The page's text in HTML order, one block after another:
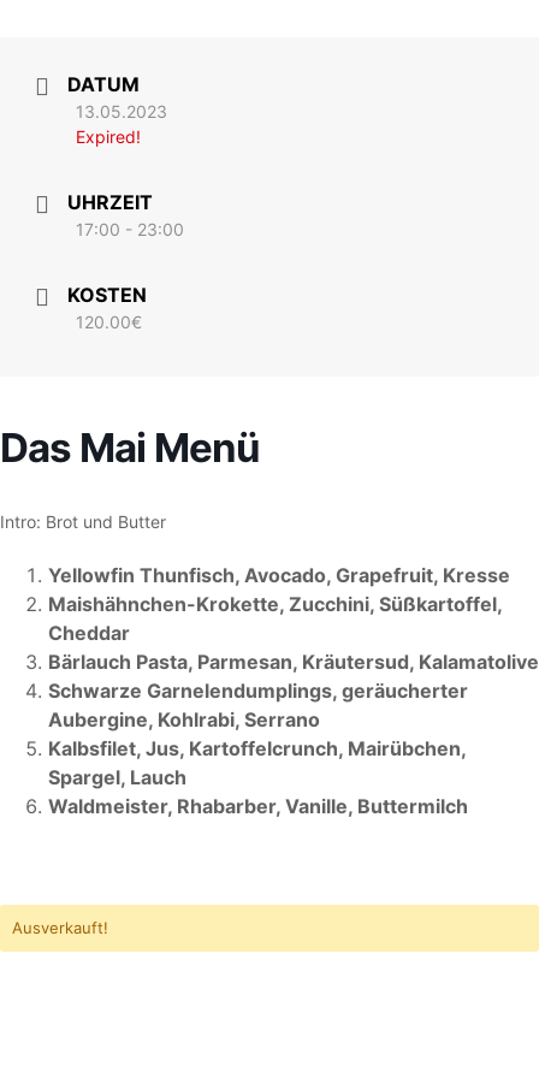
DATUM
13.05.2023
Expired!
UHRZEIT
17:00 - 23:00
KOSTEN
120.00€
Das Mai Menü
Intro: Brot und Butter
Yellowfin Thunfisch, Avocado, Grapefruit, Kresse
Maishähnchen-Krokette, Zucchini, Süßkartoffel,
Cheddar
Bärlauch Pasta, Parmesan, Kräutersud, Kalamatolive
Schwarze Garnelendumplings, geräucherter
Aubergine, Kohlrabi, Serrano
Kalbsfilet, Jus, Kartoffelcrunch, Mairübchen,
Spargel, Lauch
Waldmeister, Rhabarber, Vanille, Buttermilch
Ausverkauft!